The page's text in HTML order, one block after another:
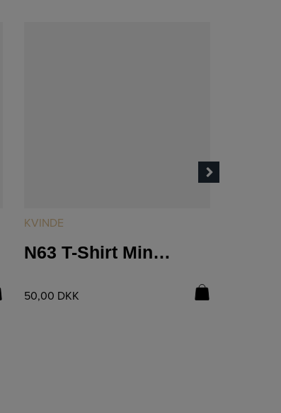
KVINDE
N63 T-Shirt Mink og Silke
50,00 DKK